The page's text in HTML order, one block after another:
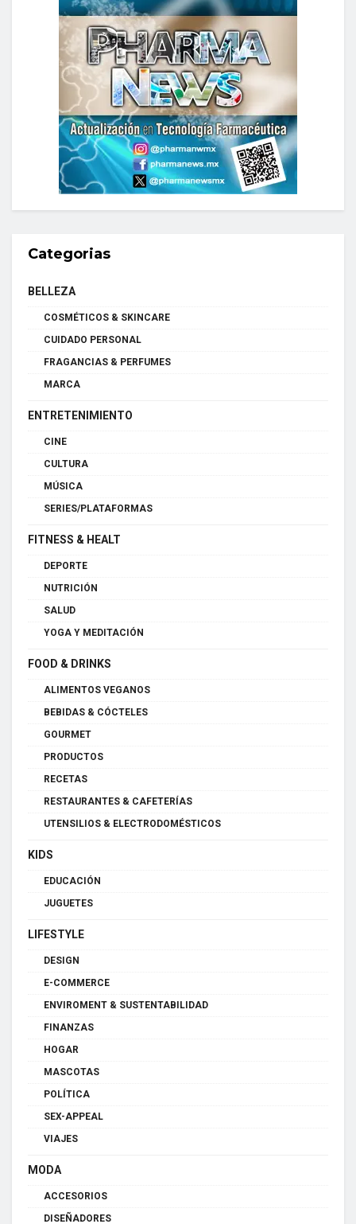
Categorias
BELLEZA
COSMÉTICOS & SKINCARE
CUIDADO PERSONAL
FRAGANCIAS & PERFUMES
MARCA
ENTRETENIMIENTO
CINE
CULTURA
MÚSICA
SERIES/PLATAFORMAS
FITNESS & HEALT
DEPORTE
NUTRICIÓN
SALUD
YOGA Y MEDITACIÓN
FOOD & DRINKS
ALIMENTOS VEGANOS
BEBIDAS & CÓCTELES
GOURMET
PRODUCTOS
RECETAS
RESTAURANTES & CAFETERÍAS
UTENSILIOS & ELECTRODOMÉSTICOS
KIDS
EDUCACIÓN
JUGUETES
LIFESTYLE
DESIGN
E-COMMERCE
ENVIROMENT & SUSTENTABILIDAD
FINANZAS
HOGAR
MASCOTAS
POLÍTICA
SEX-APPEAL
VIAJES
MODA
ACCESORIOS
DISEÑADORES